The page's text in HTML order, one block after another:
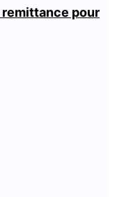
remittance pour